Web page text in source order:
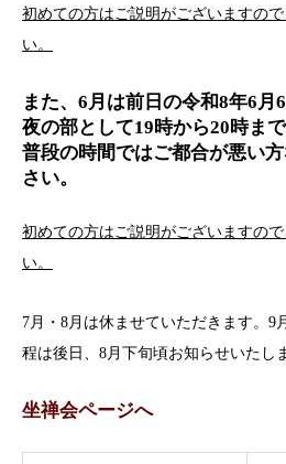
初めての方はご説明がございますの
い。
また、6月は前日の令和8年6月6
夜の部として19時から20時ま
普段の時間ではご都合が悪い
さい。
初めての方はご説明がございますの
い。
7月・8月は休ませていただきます。9
程は後日、8月下旬頃お知らせいたし
坐禅会ページへ